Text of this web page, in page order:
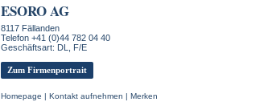
ESORO AG
8117 Fällanden
Telefon +41 (0)44 782 04 40
Geschäftsart: DL, F/E
Zum Firmenportrait
Homepage | Kontakt aufnehmen | Merken